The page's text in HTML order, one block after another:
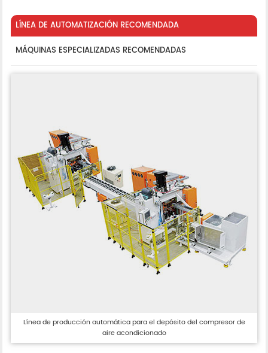
LÍNEA DE AUTOMATIZACIÓN RECOMENDADA
MÁQUINAS ESPECIALIZADAS RECOMENDADAS
Línea de producción automática para el depósito del compresor de
aire acondicionado